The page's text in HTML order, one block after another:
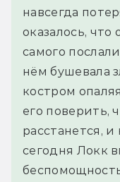
навсегда
оказалось, что
самого
нём бушевала
костром
его поверить,
расстанется, и
сегодня Локк